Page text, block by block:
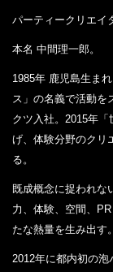
パーティークリエイ
本名 中間理一郎。
1985年 鹿児島生ま
ス」の名義で活動を
クツ入社。2015年
げ、体験分野のクリ
る。
既成概念に捉われな
力、体験、空間、
たな熱量を生み出す。
2012年に都内初の